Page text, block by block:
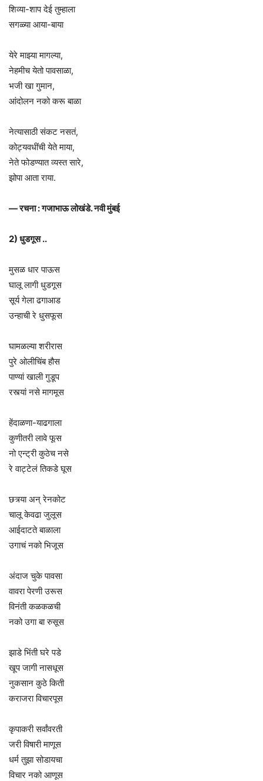
शिव्या-शाप देई तुम्हाला
सगळ्या आया-बाया
येरे माझ्या मागल्या,
नेहमीच येतो पावसाळा,
भजी खा गुमान,
आंदोलन नको करू बाळा
नेत्यासाठी संकट नसतं,
कोट्यवधींची येते माया,
नेते फोडण्यात व्यस्त सारे,
झोपा आता राया.
— रचना : गजाभाऊ लोखंडे. नवी मुंबई
2) धुडगूस ..
मुसळ धार पाऊस
घालू लागी धुडगूस
सूर्य गेला ढगाआड
उन्हाची रे धुसफूस
घामळल्या शरीरास
पुरे ओलीचिंब हौस
पाण्यां खाली गुडूप
रस्त्यां नसे मागमूस
हेंदाळणा-याढगाला
कुणीतरी लावे फूस
नो एन्ट्री कुठेच नसे
रे वाट्टेलं तिकडे घूस
छत्र्या अन् रेनकोट
चालू केवढा जुलूस
आईदाटते बाळाला
उगाचं नको भिजूस
अंदाज चुके पावसा
वावरा पेरणी उरूस
विनंती कळकळची
नको उगा बा रुसूस
झाडे भिंती घरे पडे
खूप जागी नासधूस
नुकसान कुठे किती
कराजरा विचारपूस
कृपाकरी सर्वांवरती
जरी विषारी माणूस
धर्म तुझा सोडायचा
विचार नको आणूस